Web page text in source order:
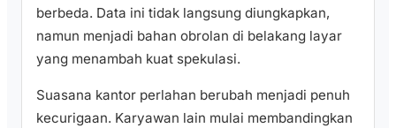
berbeda. Data ini tidak langsung diungkapkan,
namun menjadi bahan obrolan di belakang layar
yang menambah kuat spekulasi.
Suasana kantor perlahan berubah menjadi penuh
kecurigaan. Karyawan lain mulai membandingkan